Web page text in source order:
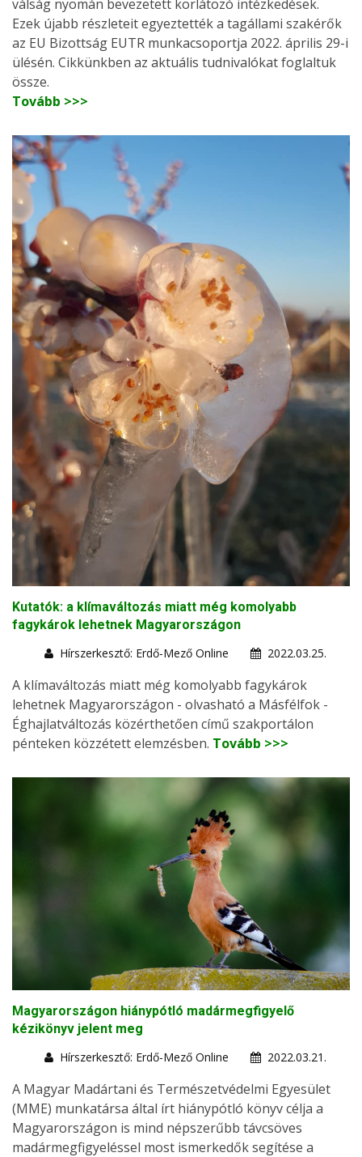
válság nyomán bevezetett korlátozó intézkedések.
Ezek újabb részleteit egyeztették a tagállami szakérők
az EU Bizottság EUTR munkacsoportja 2022. április 29-i
ülésén. Cikkünkben az aktuális tudnivalókat foglaltuk
össze.
Tovább >>>
Kutatók: a klímaváltozás miatt még komolyabb
fagykárok lehetnek Magyarországon
Hírszerkesztő: Erdő-Mező Online
2022.03.25.
A klímaváltozás miatt még komolyabb fagykárok
lehetnek Magyarországon - olvasható a Másfélfok -
Éghajlatváltozás közérthetően című szakportálon
pénteken közzétett elemzésben. Tovább >>>
Magyarországon hiánypótló madármegfigyelő
kézikönyv jelent meg
Hírszerkesztő: Erdő-Mező Online
2022.03.21.
A Magyar Madártani és Természetvédelmi Egyesület
(MME) munkatársa által írt hiánypótló könyv célja a
Magyarországon is mind népszerűbb távcsöves
madármegfigyeléssel most ismerkedők segítése a